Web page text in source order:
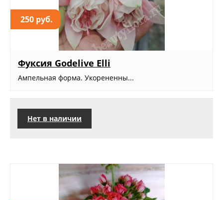
250 руб.
Фуксия Godelive Elli
Ампельная форма. Укорененны...
Нет в наличии